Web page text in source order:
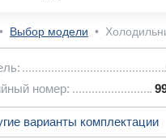
• Выбор модели •
номер: